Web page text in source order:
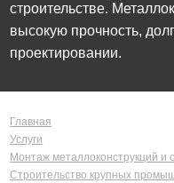
строительстве.
высокую прочность,
проектировании.
Главная
Услуги
Монтаж металлоконструкций и
Строительство крупных